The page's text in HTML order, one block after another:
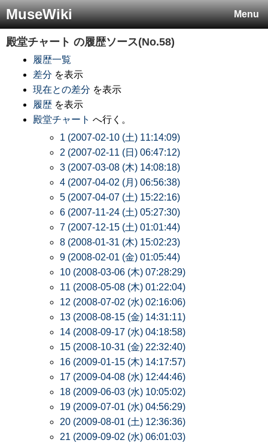
Menu
MuseWiki
殿堂チャート の履歴ソース(No.58)
履歴一覧
差分 を表示
現在との差分 を表示
履歴 を表示
殿堂チャート へ行く。
1 (2007-02-10 (土) 11:14:09)
2 (2007-02-11 (日) 06:47:12)
3 (2007-03-08 (木) 14:08:18)
4 (2007-04-02 (月) 06:56:38)
5 (2007-04-07 (土) 15:22:16)
6 (2007-11-24 (土) 05:27:30)
7 (2007-12-15 (土) 01:01:44)
8 (2008-01-31 (木) 15:02:23)
9 (2008-02-01 (金) 01:05:44)
10 (2008-03-06 (木) 07:28:29)
11 (2008-05-08 (木) 01:22:04)
12 (2008-07-02 (水) 02:16:06)
13 (2008-08-15 (金) 14:31:11)
14 (2008-09-17 (水) 04:18:58)
15 (2008-10-31 (金) 22:32:40)
16 (2009-01-15 (木) 14:17:57)
17 (2009-04-08 (水) 12:44:46)
18 (2009-06-03 (水) 10:05:02)
19 (2009-07-01 (水) 04:56:29)
20 (2009-08-01 (土) 12:36:36)
21 (2009-09-02 (水) 06:01:03)